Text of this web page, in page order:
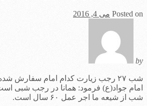
Posted on می 4, 2016
by
شب ۲۷ رجب زیارت کدام امام سفارش شده است/ اعمال مستحب مبعث
شب از شیعه ما اجر عمل ۶۰ سال است.